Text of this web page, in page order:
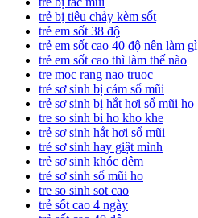
trẻ bị tiêu chảy kèm sốt
trẻ em sốt 38 độ
trẻ em sốt cao 40 độ nên làm gì
trẻ em sốt cao thì làm thế nào
tre moc rang nao truoc
trẻ sơ sinh bị cảm sổ mũi
trẻ sơ sinh bị hắt hơi sổ mũi ho
tre so sinh bi ho kho khe
trẻ sơ sinh hắt hơi sổ mũi
trẻ sơ sinh hay giật mình
trẻ sơ sinh khóc đêm
trẻ sơ sinh sổ mũi ho
tre so sinh sot cao
trẻ sốt cao 4 ngày